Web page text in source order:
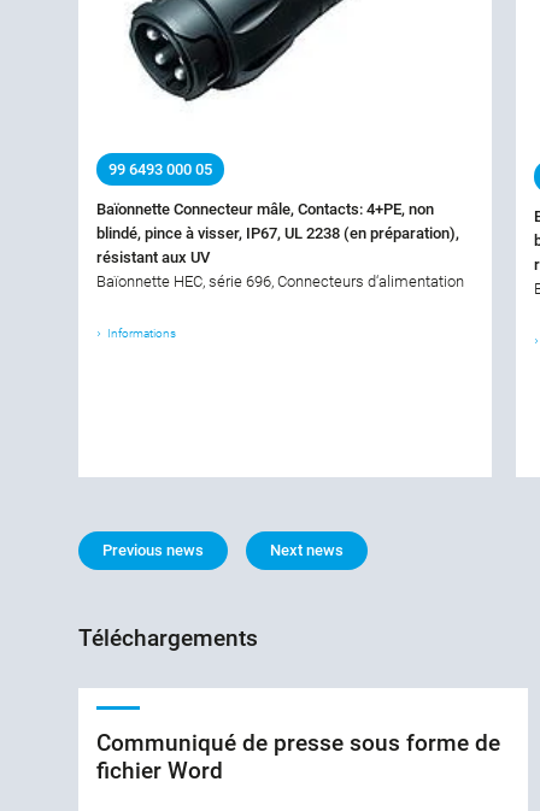
99 6493 000 05
Baïonnette Connecteur mâle, Contacts: 4+PE, non
blindé, pince à visser, IP67, UL 2238 (en préparation),
résistant aux UV
Baïonnette HEC, série 696, Connecteurs d‘alimentation
Informations
Previous news Next news
Téléchargements
Communiqué de presse sous forme de
fichier Word